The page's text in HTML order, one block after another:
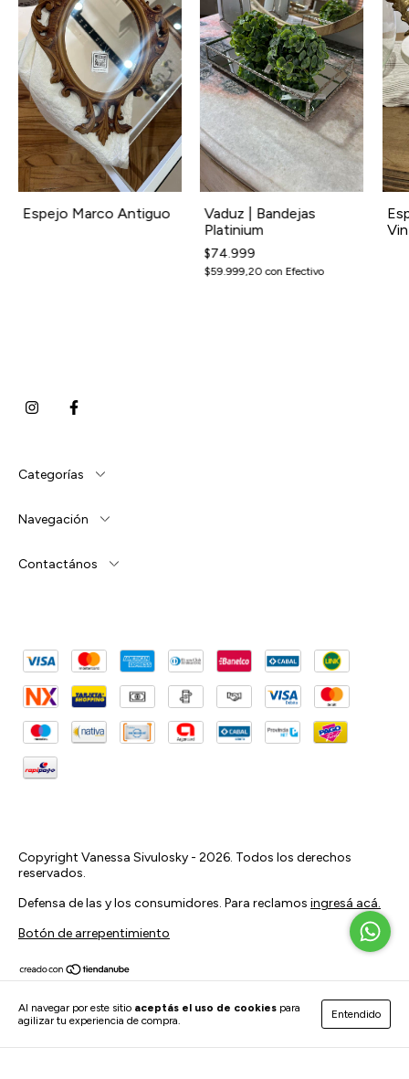
Al navegar por este sitio aceptás el uso de cookies para
agilizar tu experiencia de compra.
Entendido
Espejo Marco Antiguo
Vaduz | Bandejas
Platinium
$74.999
$59.999,20con Efectivo
Categorías
Navegación
Contactános
Copyright Vanessa Sivulosky - 2026. Todos los derechos
reservados.
Defensa de las y los consumidores. Para reclamos ingresá acá.
Botón de arrepentimiento